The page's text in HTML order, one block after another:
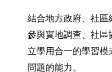
結合地方政府、社區
參與實地調查、社區
立學用合一的學習
問題的能力。